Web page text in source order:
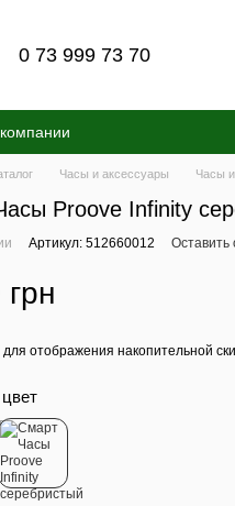
0 73 999 73 70
Часы и аксессуары Часы
Proove Infinity
Артикул: 512660012 Оставить
для отображения накопительной